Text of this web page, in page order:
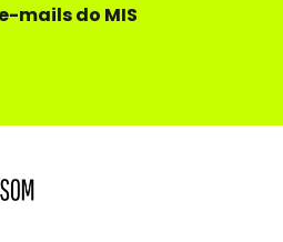
mails do MIS